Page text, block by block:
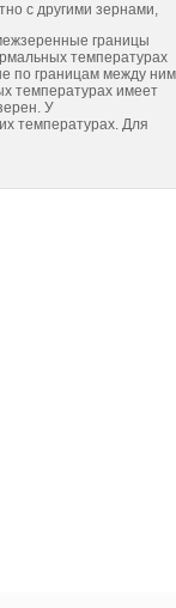
с другими зернами,
границы
температурах
по границам между
имеет
У
температурах. Для